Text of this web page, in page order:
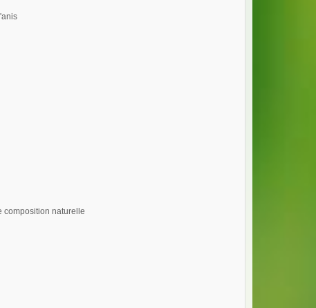
composition naturelle